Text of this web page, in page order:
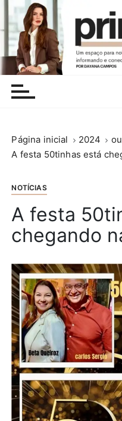
Página inicial 2024
A festa 50tinhas está
NOTÍCIAS
A festa
chegando